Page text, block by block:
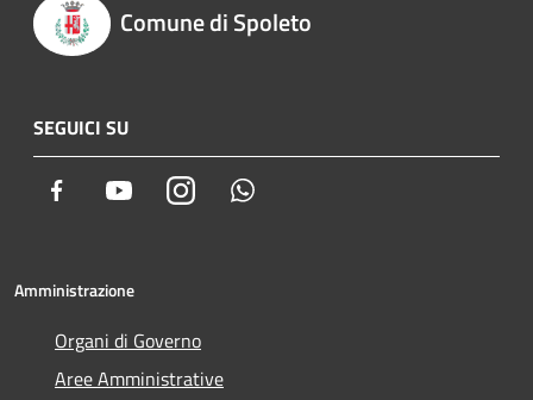
Comune di Spoleto
SEGUICI SU
Facebook YoutubeInstagram
Amministrazione
Organi di Governo
Aree Amministrative